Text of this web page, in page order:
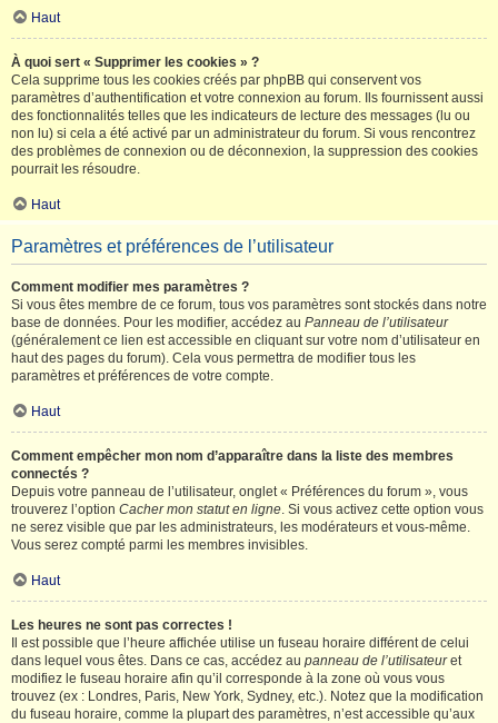
Haut
À quoi sert « Supprimer les cookies » ?
Cela supprime tous les cookies créés par phpBB qui conservent vos
paramètres d’authentification et votre connexion au forum. Ils fournissent aussi
des fonctionnalités telles que les indicateurs de lecture des messages (lu ou
non lu) si cela a été activé par un administrateur du forum. Si vous rencontrez
des problèmes de connexion ou de déconnexion, la suppression des cookies
pourrait les résoudre.
Haut
Paramètres et préférences de l’utilisateur
Comment modifier mes paramètres ?
Si vous êtes membre de ce forum, tous vos paramètres sont stockés dans notre
base de données. Pour les modifier, accédez au Panneau de l’utilisateur
(généralement ce lien est accessible en cliquant sur votre nom d’utilisateur en
haut des pages du forum). Cela vous permettra de modifier tous les
paramètres et préférences de votre compte.
Haut
Comment empêcher mon nom d’apparaître dans la liste des membres
connectés ?
Depuis votre panneau de l’utilisateur, onglet « Préférences du forum », vous
trouverez l’option Cacher mon statut en ligne. Si vous activez cette option vous
ne serez visible que par les administrateurs, les modérateurs et vous-même.
Vous serez compté parmi les membres invisibles.
Haut
Les heures ne sont pas correctes !
Il est possible que l’heure affichée utilise un fuseau horaire différent de celui
dans lequel vous êtes. Dans ce cas, accédez au panneau de l’utilisateuret
modifiez le fuseau horaire afin qu’il corresponde à la zone où vous vous
trouvez (ex : Londres, Paris, New York, Sydney, etc.). Notez que la modification
du fuseau horaire, comme la plupart des paramètres, n’est accessible qu’aux